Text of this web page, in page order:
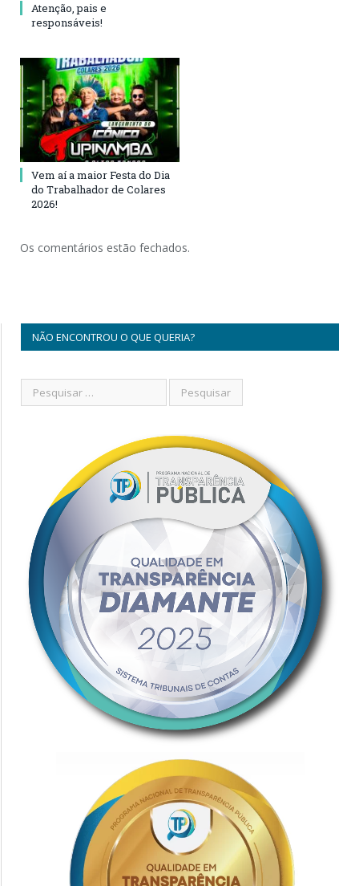
Atenção, pais e
responsáveis!
Vem aí a maior Festa do Dia
do Trabalhador de Colares
2026!
Os comentários estão fechados.
NÃO ENCONTROU O QUE QUERIA?